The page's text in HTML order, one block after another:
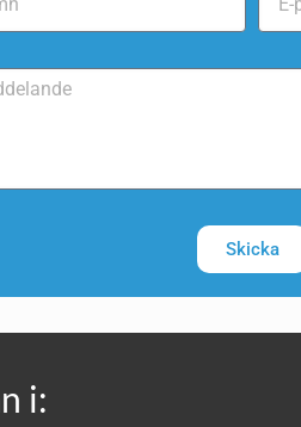
Skicka
i: